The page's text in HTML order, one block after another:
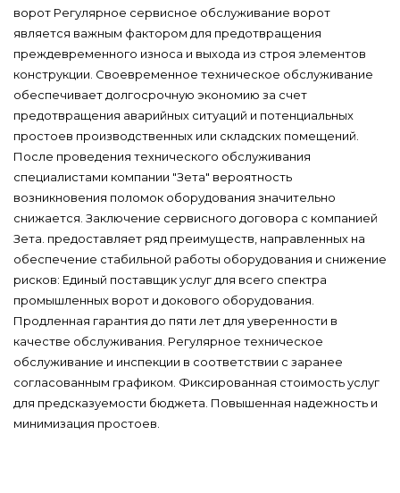
ворот Регулярное сервисное обслуживание ворот
является важным фактором для предотвращения
преждевременного износа и выхода из строя элементов
конструкции. Своевременное техническое обслуживание
обеспечивает долгосрочную экономию за счет
предотвращения аварийных ситуаций и потенциальных
простоев производственных или складских помещений.
После проведения технического обслуживания
специалистами компании "Зета" вероятность
возникновения поломок оборудования значительно
снижается. Заключение сервисного договора с компанией
Зета. предоставляет ряд преимуществ, направленных на
обеспечение стабильной работы оборудования и снижение
рисков: Единый поставщик услуг для всего спектра
промышленных ворот и докового оборудования.
Продленная гарантия до пяти лет для уверенности в
качестве обслуживания. Регулярное техническое
обслуживание и инспекции в соответствии с заранее
согласованным графиком. Фиксированная стоимость услуг
для предсказуемости бюджета. Повышенная надежность и
минимизация простоев.